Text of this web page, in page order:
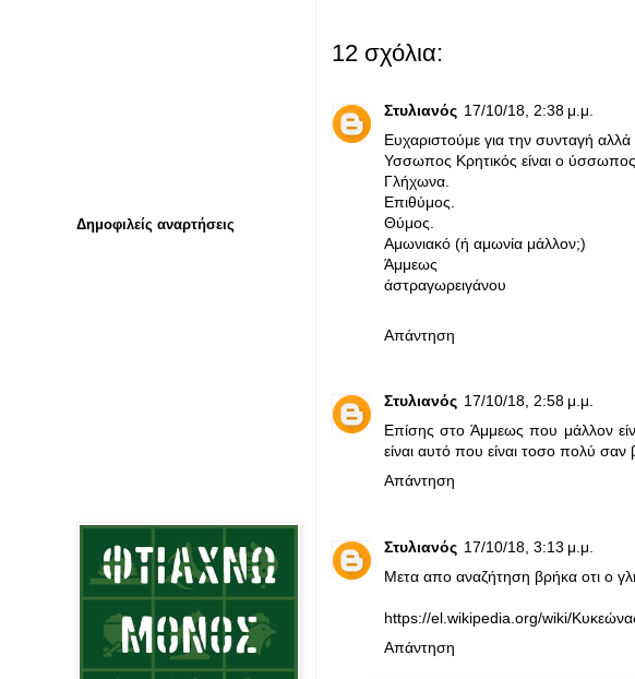
12 σχόλια:
Στυλιανός 17/10/18, 2:38 μ.μ.
Ευχαριστούμε για την συνταγή
Υσσωπος Κρητικός είναι ο ύσσωπος
Γλήχωνα.
Επιθύμος.
Θύμος.
Αμωνιακό (ή αμωνία μάλλον;)
Άμμεως
άστραγωρειγάνου
Απάντηση
Στυλιανός 17/10/18, 2:58 μ.μ.
Επίσης στο Άμμεως που μάλλον
είναι αυτό που είναι τοσο πολύ σαν
Απάντηση
Στυλιανός 17/10/18, 3:13 μ.μ.
Μετα απο αναζήτηση βρήκα οτι ο
https://el.wikipedia.org/wiki/
Απάντηση
Δημοφιλείς αναρτήσεις